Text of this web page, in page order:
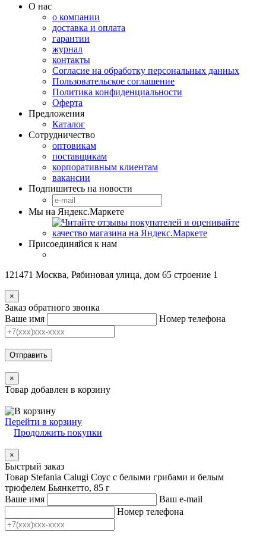
О нас
о компании
доставка и оплата
гарантии
журнал
контакты
Согласие на обработку персональных данных
Пользовательское соглашение
Политика конфиденциальности
Оферта
Предложения
Каталог
Сотрудничество
оптовикам
поставщикам
корпоративным клиентам
вакансии
Подпишитесь на новости
Мы на Яндекс.Маркете
Присоединяйся к нам
121471 Москва, Рябиновая улица, дом 65 строение 1
×
Заказ обратного звонка
Ваше имя
Номер телефона
Отправить
×
Товар добавлен в корзину
Перейти в корзину
Продолжить покупки
×
Быстрый заказ
Товар Stefania Calugi Соус с белыми грибами и белым
трюфелем Бьянкетто, 85 г
Ваше имя
Ваш e-mail
Номер телефона